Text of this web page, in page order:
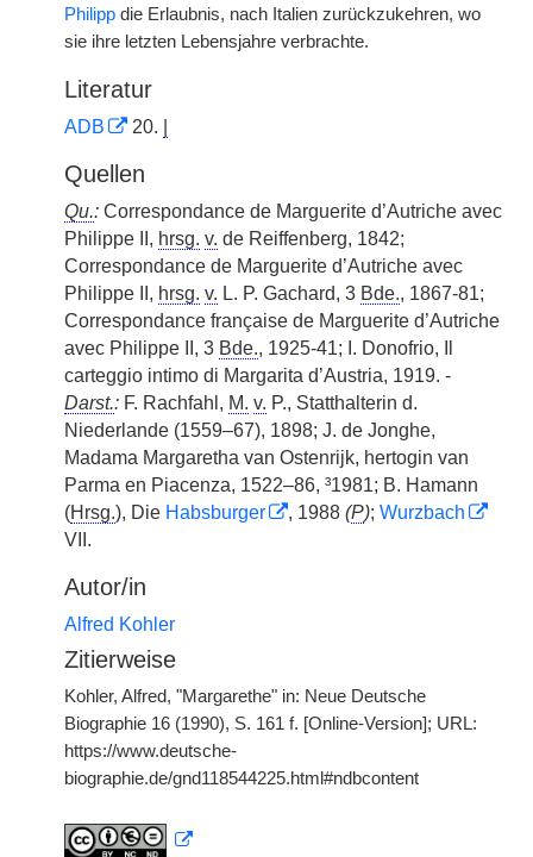
Philipp die Erlaubnis, nach Italien zurückzukehren, wo
sie ihre letzten Lebensjahre verbrachte.
Literatur
ADB 20.
Quellen
Qu.: Correspondance de Marguerite d’Autriche avec
Philippe II, hrsg. v. de Reiffenberg, 1842;
Correspondance de Marguerite d’Autriche avec
Philippe II, hrsg. v. L. P. Gachard, 3 Bde., 1867-81;
Correspondance française de Marguerite d’Autriche
avec Philippe II, 3 Bde., 1925-41; I. Donofrio, Il
carteggio intimo di Margarita d’Austria, 1919. -
Darst.: F. Rachfahl, M. v. P., Statthalterin d.
Niederlande (1559–67), 1898; J. de Jonghe,
Madama Margaretha van Ostenrijk, hertogin van
Parma en Piacenza, 1522–86, ³1981; B. Hamann
(Hrsg.), Die Habsburger , 1988 (P); Wurzbach
VII.
Autor/in
Alfred Kohler
Zitierweise
Kohler, Alfred, "Margarethe" in: Neue Deutsche
Biographie 16 (1990), S. 161 f. [Online-Version]; URL:
https://www.deutsche-
biographie.de/gnd118544225.html#ndbcontent